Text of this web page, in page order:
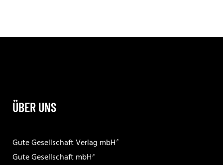
ÜBER UNS
Gute Gesellschaft Verlag mbH
Gute Gesellschaft mbH